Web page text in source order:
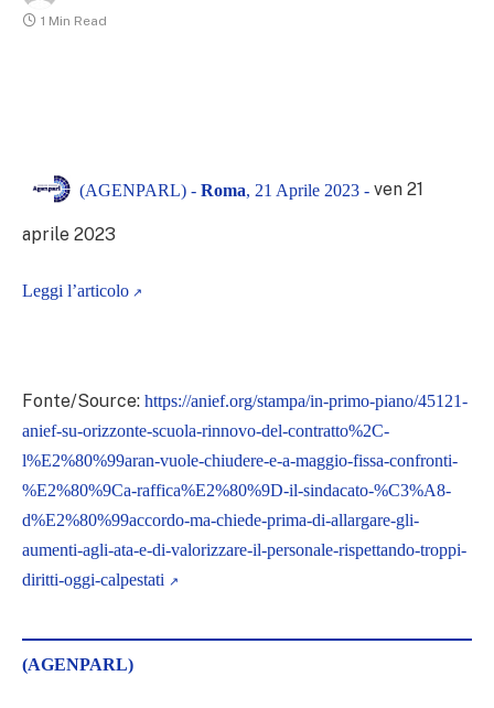
1 Min Read
(AGENPARL) - Roma, 21 Aprile 2023 - ven 21
aprile 2023
Leggi l’articolo
Fonte/Source: https://anief.org/stampa/in-primo-piano/45121-
anief-su-orizzonte-scuola-rinnovo-del-contratto%2C-
l%E2%80%99aran-vuole-chiudere-e-a-maggio-fissa-confronti-
%E2%80%9Ca-raffica%E2%80%9D-il-sindacato-%C3%A8-
d%E2%80%99accordo-ma-chiede-prima-di-allargare-gli-
aumenti-agli-ata-e-di-valorizzare-il-personale-rispettando-troppi-
diritti-oggi-calpestati
(AGENPARL)